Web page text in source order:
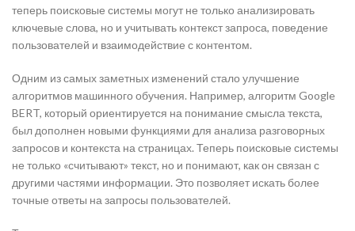
теперь поисковые системы могут не только анализировать
ключевые слова, но и учитывать контекст запроса, поведение
пользователей и взаимодействие с контентом.
Одним из самых заметных изменений стало улучшение
алгоритмов машинного обучения. Например, алгоритм Google
BERT, который ориентируется на понимание смысла текста,
был дополнен новыми функциями для анализа разговорных
запросов и контекста на страницах. Теперь поисковые системы
не только «считывают» текст, но и понимают, как он связан с
другими частями информации. Это позволяет искать более
точные ответы на запросы пользователей.